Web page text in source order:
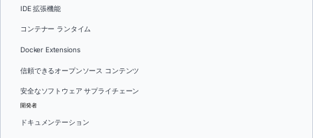
IDE 拡張機能
コンテナー ランタイム
Docker Extensions
信頼できるオープンソース コンテンツ
安全なソフトウェア サプライチェーン
開発者
ドキュメンテーション